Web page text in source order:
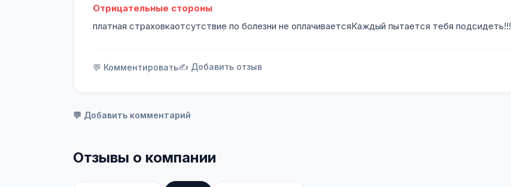
Отрицательные стороны
платная страховкаотсутствие по болезни не оплачиваетсяКаждый пытается тебя подсидеть!!!
💬 Комментировать✍️ Добавить отзыв
💬 Добавить комментарий
Отзывы о компании